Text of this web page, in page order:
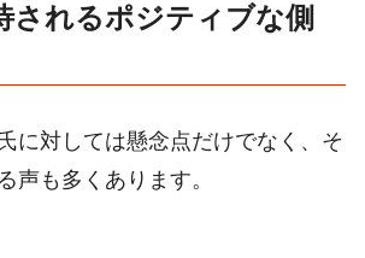
されるポジティブな側
に対しては懸念点だけでなく、そ
声も多くあります。